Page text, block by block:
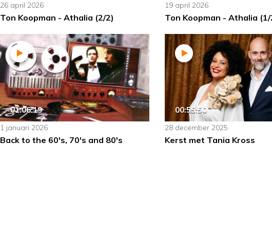
26 april 2026
Ton Koopman - Athalia (2/2)
19 april 2026
Ton Koopman - Athalia
01:06:19
1 januari 2026
Back to the 60's, 70's and 80's
00:55:50
28 december 2025
Kerst met Tania Kross